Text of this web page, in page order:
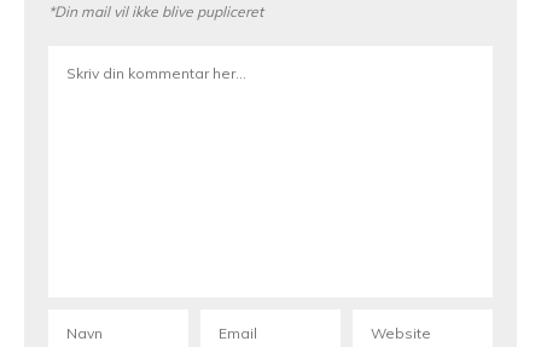
*Din mail vil ikke blive pupliceret